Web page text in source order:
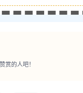
赏的人吧！